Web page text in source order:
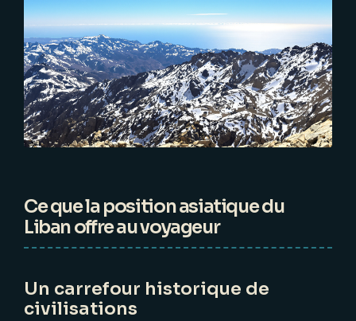
Ce que la position asiatique du
Liban offre au voyageur
Un carrefour historique de
civilisations